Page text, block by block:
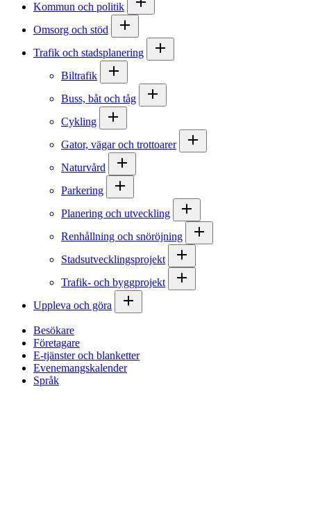
Kommun och politik
Omsorg och stöd
Trafik och stadsplanering
Biltrafik
Buss, båt och tåg
Cykling
Gator, vägar och trottoarer
Naturvård
Parkering
Planering och utveckling
Renhållning och snöröjning
Stadsutvecklingsprojekt
Trafik- och byggprojekt
Uppleva och göra
Besökare
Företagare
E-tjänster och blanketter
Evenemangskalender
Språk